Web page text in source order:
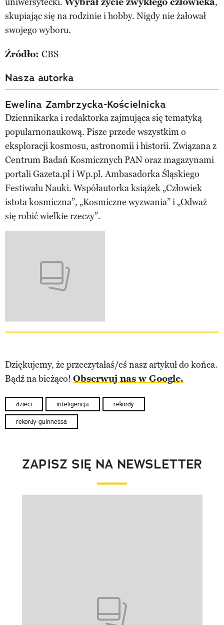
skupiając się na rodzinie i hobby. Nigdy nie żałował
swojego wyboru.
Źródło: CBS
Nasza autorka
Ewelina Zambrzycka-Kościelnicka
Dziennikarka i redaktorka zajmująca się tematyką
popularnonaukową. Pisze przede wszystkim o
eksploracji kosmosu, astronomii i historii. Związana z
Centrum Badań Kosmicznych PAN oraz magazynami
portali Gazeta.pl i Wp.pl. Ambasadorka Śląskiego
Festiwalu Nauki. Współautorka książek „Człowiek
istota kosmiczna”, „Kosmiczne wyzwania” i „Odważ
się robić wielkie rzeczy”.
Dziękujemy, że przeczytałaś/eś nasz artykuł do końca.
Bądź na bieżąco! Obserwuj nas w Google.
dzieci inteligencja rekordy
rekordy guinnessa
ZAPISZ SIĘ NA NEWSLETTER